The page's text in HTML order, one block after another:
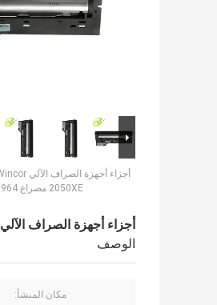
2050XE مصراع 01750100964 1750100964
أجزاء أجهزة الصراف الآلي Wincor البلاستيكية 2050XE مصراع 01750100964 1750100964
الوصف
مكان المنشأ: